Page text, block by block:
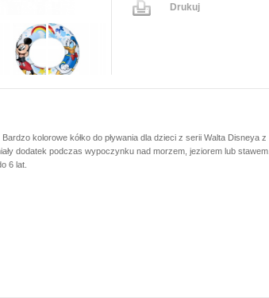
Drukuj
kolorowe kółko do pływania dla dzieci z serii Walta Disneya z
dodatek podczas wypoczynku nad morzem, jeziorem lub stawem.
6 lat.